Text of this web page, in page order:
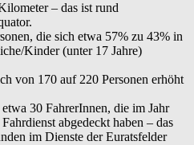
– das ist rund
die sich etwa 57% zu 43% in
Kinder (unter 17 Jahre)
von 170 auf 220 Personen erhöht
30 FahrerInnen, die im Jahr
abgedeckt haben – das
im Dienste der Euratsfelder